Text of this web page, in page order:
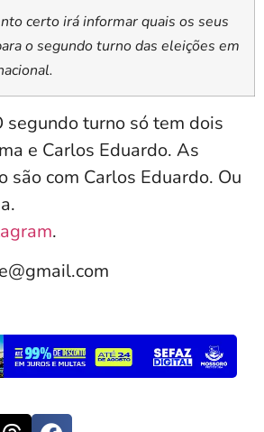
certo irá informar quais os seus
o segundo turno das eleições em
segundo turno só tem dois
e Carlos Eduardo. As
são com Carlos Eduardo. Ou
.